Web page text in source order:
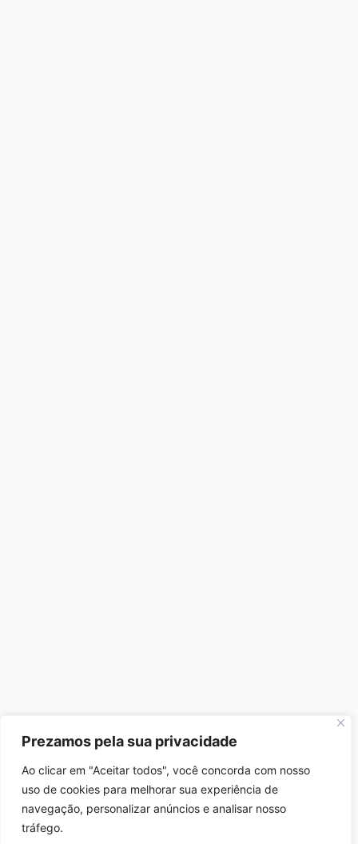
Prezamos pela sua privacidade
Ao clicar em "Aceitar todos", você concorda com nosso
uso de cookies para melhorar sua experiência de
navegação, personalizar anúncios e analisar nosso
tráfego.